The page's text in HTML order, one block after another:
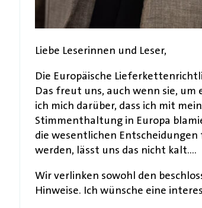
Liebe Leserinnen und Leser,
Die Europäische
Das freut uns, auch wenn sie,
ich mich darüber, dass ich mit
Stimmenthaltung in Europa
die wesentlichen
werden, lässt uns das nicht kalt….
Wir verlinken sowohl den
Hinweise. Ich wünsche eine